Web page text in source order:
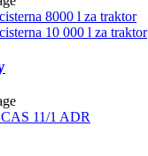
8000 l za traktor
10 000 l za traktor
11/1 ADR